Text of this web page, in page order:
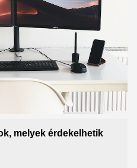
melyek érdekelhetik